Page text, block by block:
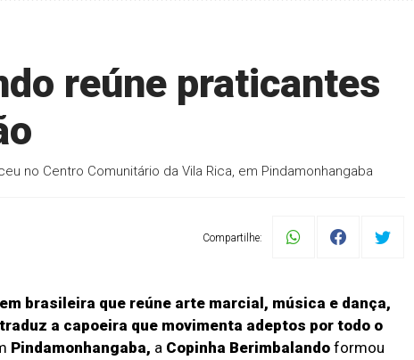
reúne praticantes
no Centro Comunitário da Vila Rica, em Pindamonhangaba
Compartilhe:
brasileira que reúne arte marcial, música e dança,
a capoeira que movimenta adeptos por todo o
Pindamonhangaba, a Copinha Berimbalando formou